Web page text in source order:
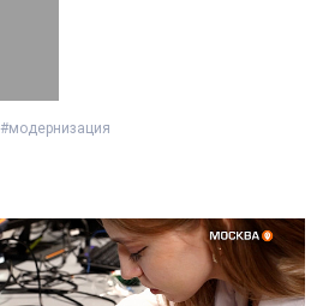
#модернизация